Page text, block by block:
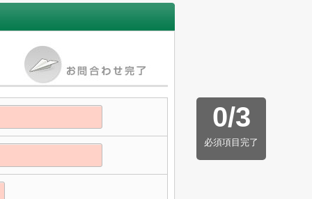
0/3
必須項目完了